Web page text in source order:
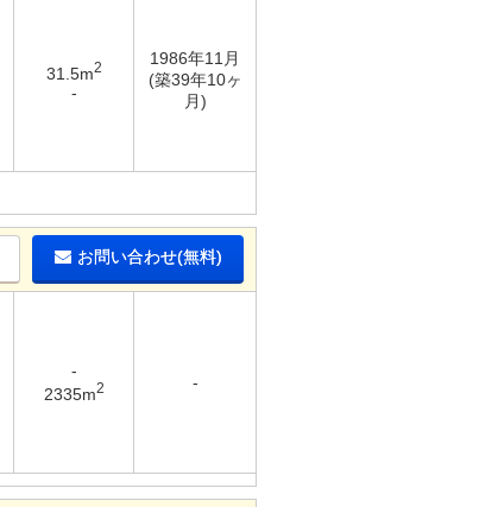
31.5m2
-
1986年11月
(築39年10ヶ
月)
お問い合わせ(無料)
-
2335m2 -